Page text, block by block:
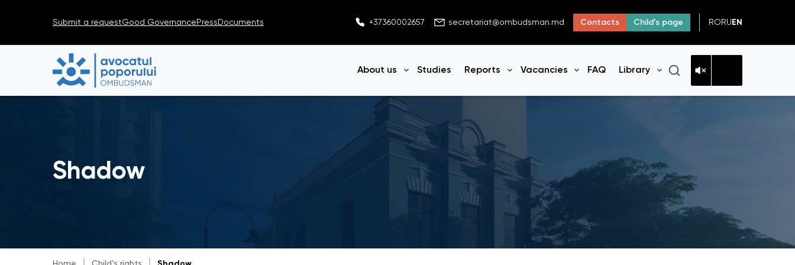
Submit a requestGood Governance Press Documents +37360002657 secretariat@ombudsman.md Contacts Child’s page RO RU EN
About us Studies Reports Vacancies FAQ Library
Open menu
Shadow